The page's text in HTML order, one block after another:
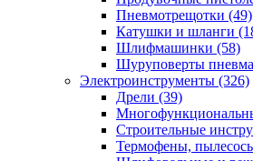
Пневмотрещотки (49)
Катушки и шланги
Шлифмашинки (58)
Шуруповерты
Электроинструменты (326)
Дрели (39)
Строительные
Термофены,